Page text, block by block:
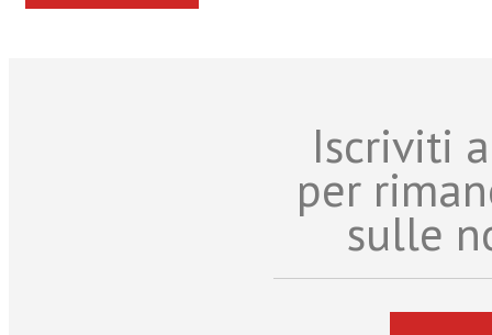
Iscriviti
per
sulle